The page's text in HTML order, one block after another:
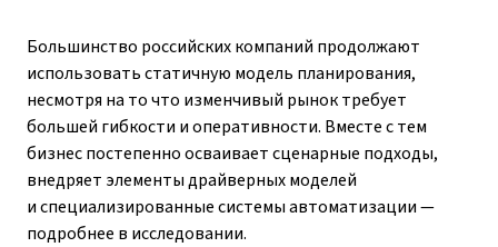
Большинство российских компаний продолжают
использовать статичную модель планирования,
несмотря на то что изменчивый рынок требует
большей гибкости и оперативности. Вместе с тем
бизнес постепенно осваивает сценарные подходы,
внедряет элементы драйверных моделей
и специализированные системы автоматизации —
подробнее в исследовании.